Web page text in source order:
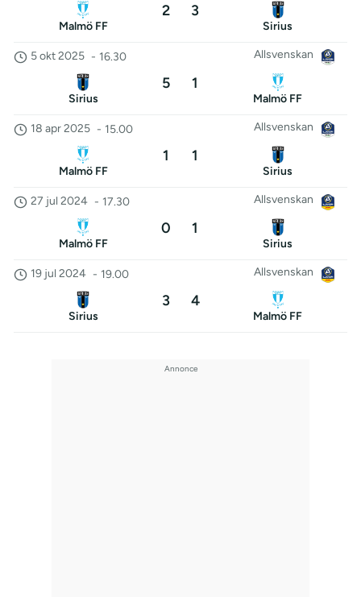
Malmö FF
2 3
Sirius
Allsvenskan
5 okt 2025 - 16.30
Sirius
5 1
Malmö FF
Allsvenskan
18 apr 2025 - 15.00
Malmö FF
1 1
Sirius
Allsvenskan
27 jul 2024 - 17.30
Malmö FF
0 1
Sirius
Allsvenskan
19 jul 2024 - 19.00
Sirius
3 4
Malmö FF